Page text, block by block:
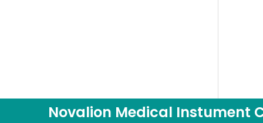
Novalion Medical Instument